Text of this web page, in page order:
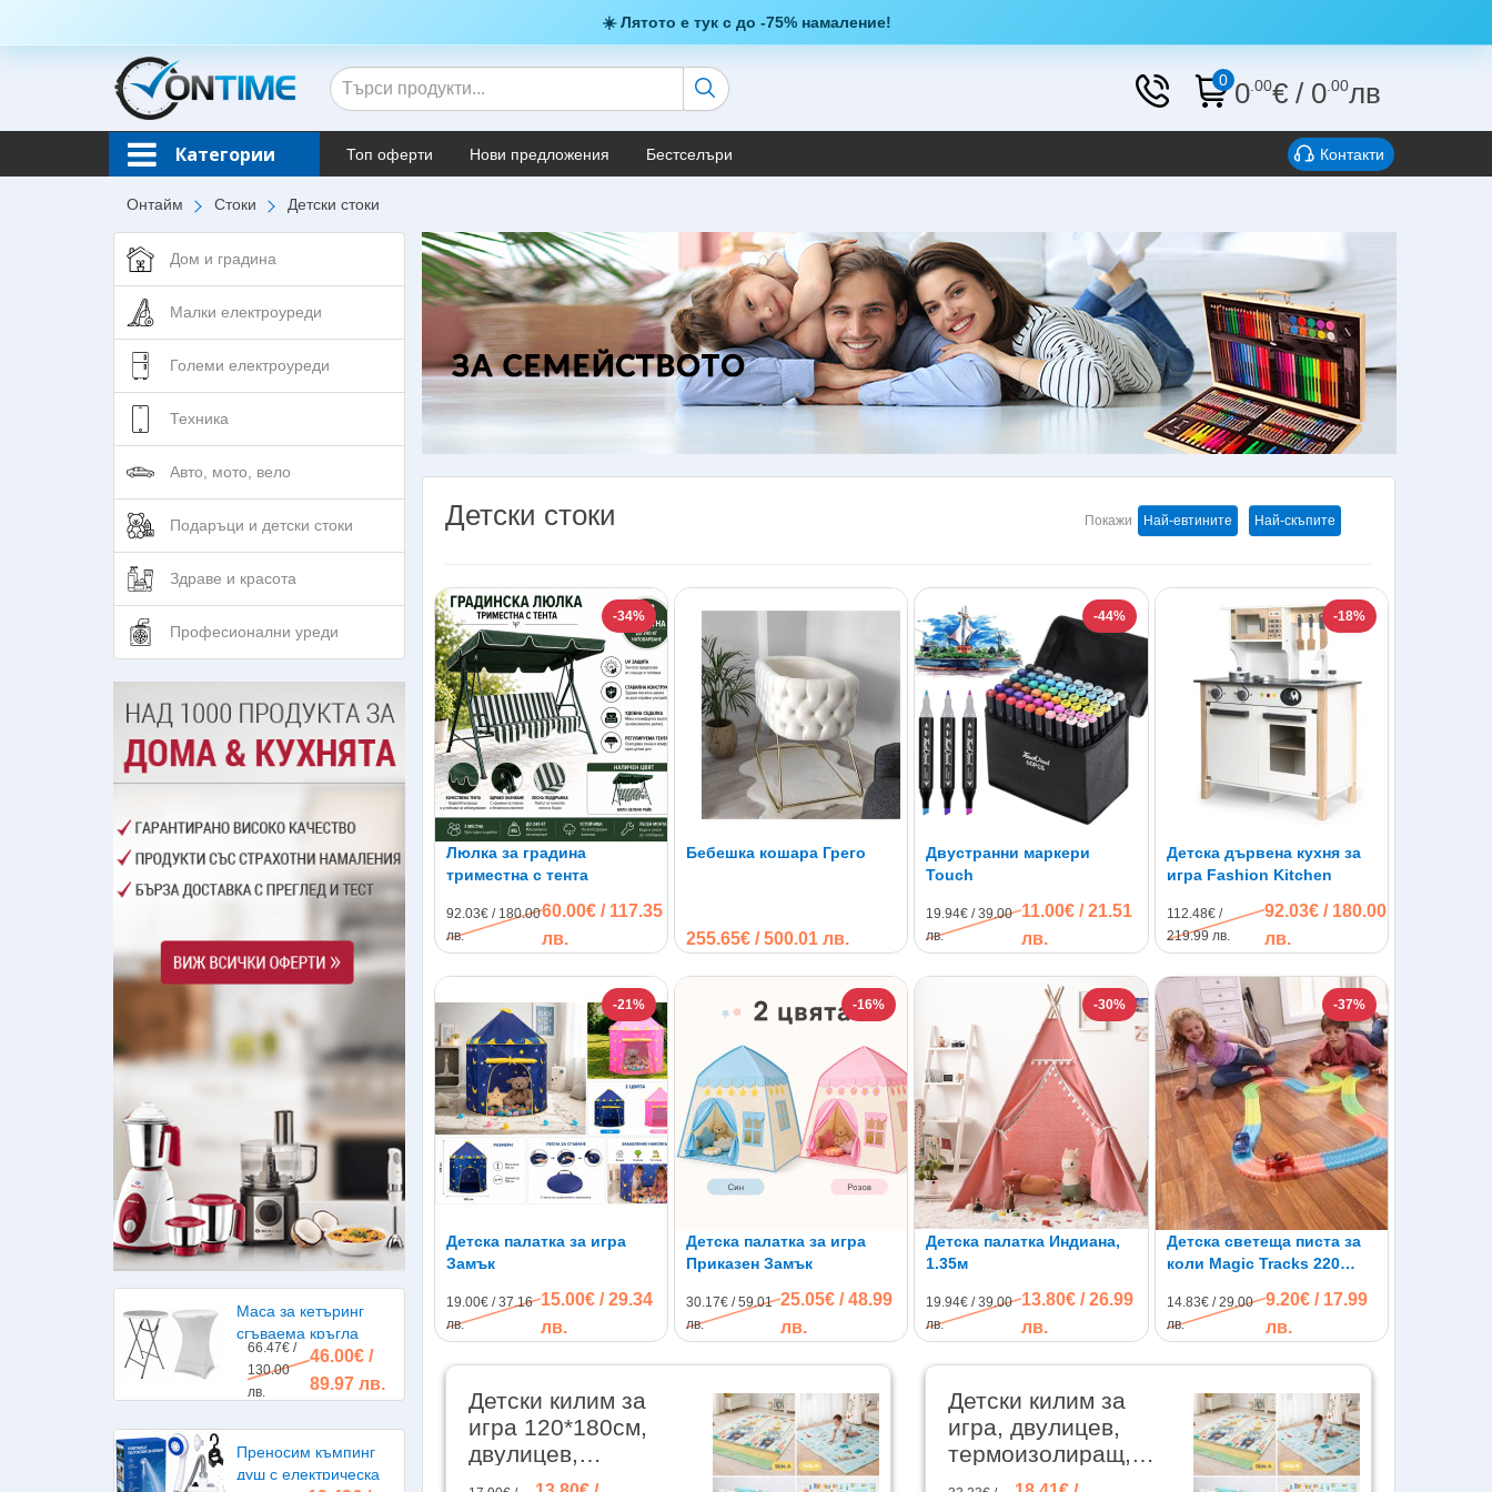
☀️ Лятото е тук с до -75% намаление!
0 0.00€ / 0.00лв
Категории Топ оферти Нови предложения Бестселъри Контакти
Онтайм Стоки Детски стоки
Дом и градина
Малки електроуреди
Големи електроуреди
Техника
Авто, мото, вело
Подаръци и детски стоки
Здраве и красота
Професионални уреди
Маса за кетъринг
сгъваема кръгла
диаметър 80см.
66.47€ /
130.00
лв.
46.00€ /
89.97 лв.
Преносим къмпинг
душ с електрическа
Детски стоки Покажи Най-евтините Най-скъпите
-34%
Люлка за градина
триместна с тента
92.03€ / 180.00
лв.
60.00€ / 117.35
лв.
Бебешка кошара Грего
255.65€ / 500.01 лв.
-44%
Двустранни маркери
Touch
19.94€ / 39.00
лв.
11.00€ / 21.51
лв.
-18%
Детска дървена кухня за
игра Fashion Kitchen
112.48€ /
219.99 лв.
92.03€ / 180.00
лв.
-21%
Детска палатка за игра
Замък
19.00€ / 37.16
лв.
15.00€ / 29.34
лв.
-16%
Детска палатка за игра
Приказен Замък
30.17€ / 59.01
лв.
25.05€ / 48.99
лв.
-30%
Детска палатка Индиана,
1.35м
19.94€ / 39.00
лв.
13.80€ / 26.99
лв.
-37%
Детска светеща писта за
коли Magic Tracks 220
14.83€ / 29.00
лв.
9.20€ / 17.99
лв.
Детски килим за
игра 120*180см,
двулицев,
термоизолиращ,
Детски килим за
игра, двулицев,
термоизолиращ,
XPE пяна,